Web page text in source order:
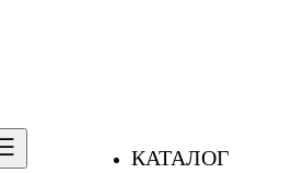
КАТАЛОГ